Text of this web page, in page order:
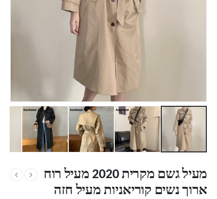
מעיל גשם מקרית 2020 מעיל רוח
ארוך נשים קוריאניות מעיל חזה